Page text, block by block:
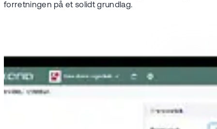
forretningen på et solidt grundlag.